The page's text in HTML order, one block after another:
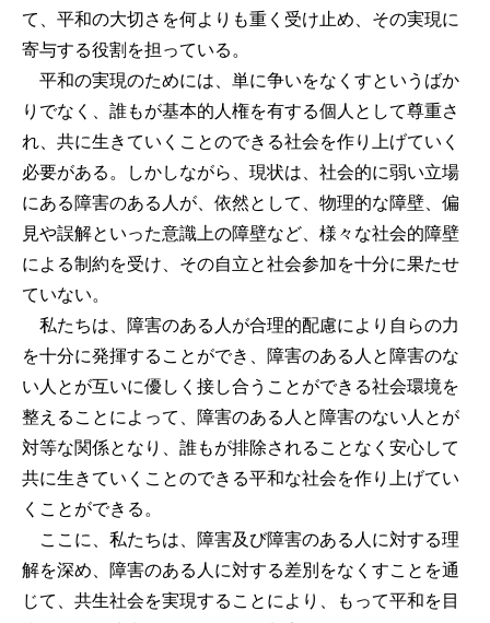
て、平和の大切さを何よりも重く受け止め、その実現に
寄与する役割を担っている。
平和の実現のためには、単に争いをなくすというばか
りでなく、誰もが基本的人権を有する個人として尊重さ
れ、共に生きていくことのできる社会を作り上げていく
必要がある。しかしながら、現状は、社会的に弱い立場
にある障害のある人が、依然として、物理的な障壁、偏
見や誤解といった意識上の障壁など、様々な社会的障壁
による制約を受け、その自立と社会参加を十分に果たせ
ていない。
私たちは、障害のある人が合理的配慮により自らの力
を十分に発揮することができ、障害のある人と障害のな
い人とが互いに優しく接し合うことができる社会環境を
整えることによって、障害のある人と障害のない人とが
対等な関係となり、誰もが排除されることなく安心して
共に生きていくことのできる平和な社会を作り上げてい
くことができる。
ここに、私たちは、障害及び障害のある人に対する理
解を深め、障害のある人に対する差別をなくすことを通
じて、共生社会を実現することにより、もって平和を目